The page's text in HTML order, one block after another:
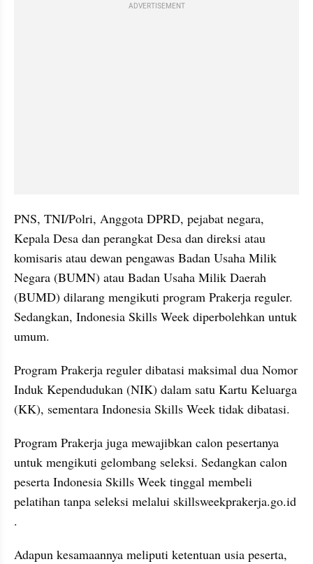
ADVERTISEMENT
PNS, TNI/Polri, Anggota DPRD, pejabat negara,
Kepala Desa dan perangkat Desa dan direksi atau
komisaris atau dewan pengawas Badan Usaha Milik
Negara (BUMN) atau Badan Usaha Milik Daerah
(BUMD) dilarang mengikuti program Prakerja reguler.
Sedangkan, Indonesia Skills Week diperbolehkan untuk
umum.
Program Prakerja reguler dibatasi maksimal dua Nomor
Induk Kependudukan (NIK) dalam satu Kartu Keluarga
(KK), sementara Indonesia Skills Week tidak dibatasi.
Program Prakerja juga mewajibkan calon pesertanya
untuk mengikuti gelombang seleksi. Sedangkan calon
peserta Indonesia Skills Week tinggal membeli
pelatihan tanpa seleksi melalui skillsweekprakerja.go.id
.
Adapun kesamaannya meliputi ketentuan usia peserta,